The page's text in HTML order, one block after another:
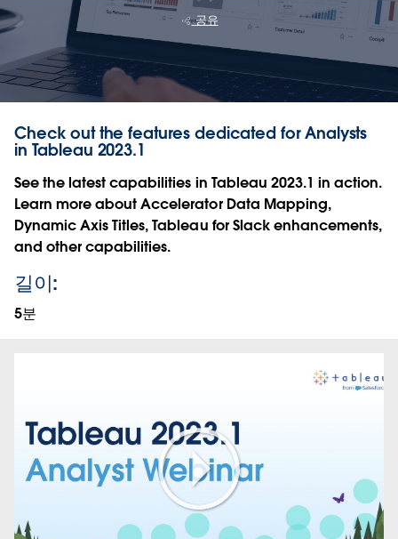
공유
Check out the features dedicated for Analysts
in Tableau 2023.1
See the latest capabilities in Tableau 2023.1 in action.
Learn more about Accelerator Data Mapping,
Dynamic Axis Titles, Tableau for Slack enhancements,
and other capabilities.
길이:
5분
Play